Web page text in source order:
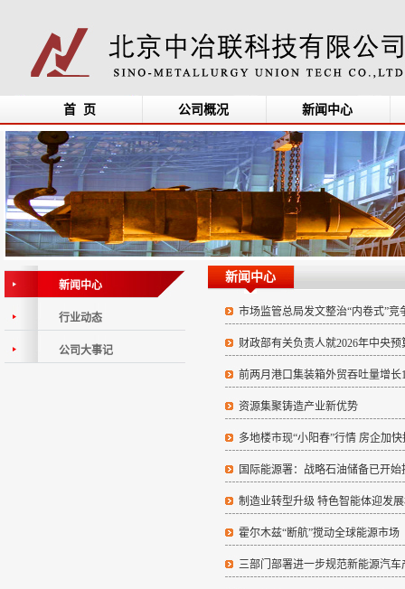
首 页 公司概况 新闻中心
新闻中心
行业动态
公司大事记
新闻中心
市场监管总局发文整治“内卷式”竞
财政部有关负责人就2026年中央
前两月港口集装箱外贸吞吐量增长
资源集聚铸造产业新优势
多地楼市现“小阳春”行情 房企加
国际能源署：战略石油储备已开始
制造业转型升级 特色智能体迎发
霍尔木兹“断航”搅动全球能源市场
三部门部署进一步规范新能源汽车